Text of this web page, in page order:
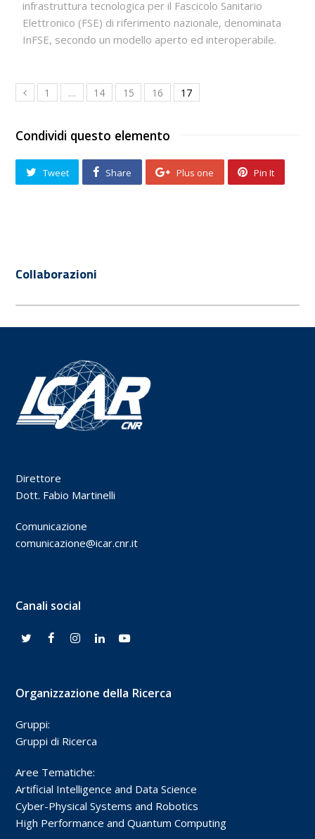
infrastruttura tecnologica per il Fascicolo Sanitario
Elettronico (FSE) di riferimento nazionale, denominata
InFSE, secondo un modello aperto ed interoperabile.
1 … 14 15 16 17
Condividi questo elemento
Tweet Share Plus one Pin It
Collaborazioni
Direttore
Dott. Fabio Martinelli
Comunicazione
comunicazione@icar.cnr.it
Canali social
Organizzazione della Ricerca
Gruppi:
Gruppi di Ricerca
Aree Tematiche:
Artificial Intelligence and Data Science
Cyber-Physical Systems and Robotics
High Performance and Quantum Computing